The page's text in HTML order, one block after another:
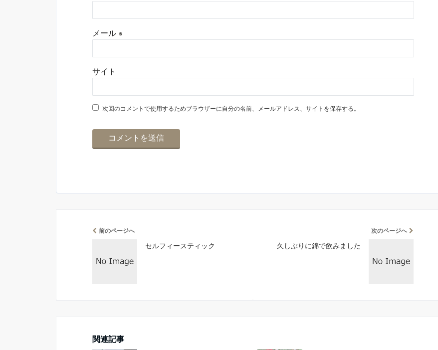
メール ※
サイト
次回のコメントで使用するためブラウザーに自分の名前、メールアドレス、サイトを保存する。
前のページへ
セルフィースティック
次のページへ
久しぶりに錦で飲みました
関連記事